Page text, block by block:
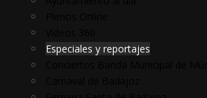
Especiales y reportajes